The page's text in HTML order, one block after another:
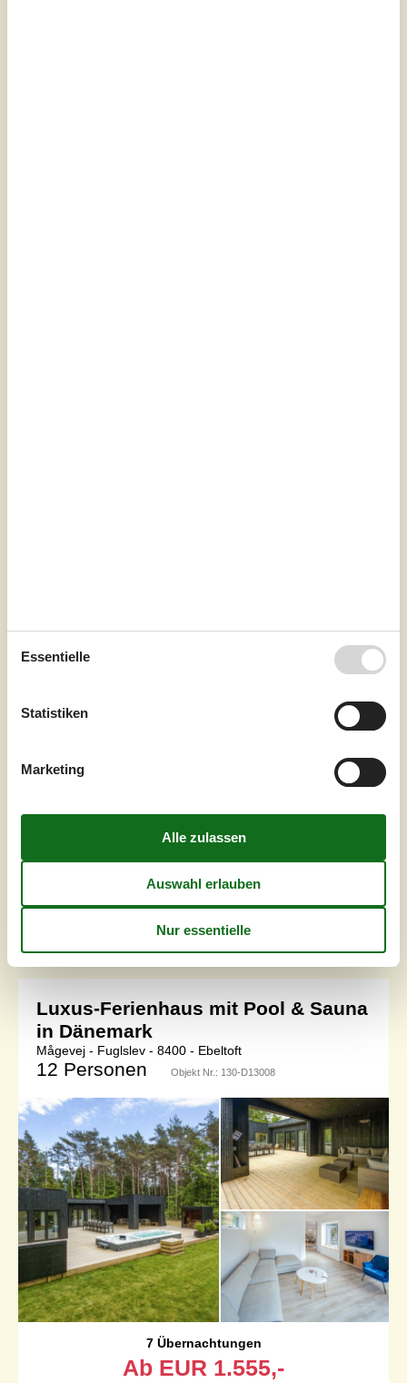
Schlafzimmer
4
Haustiere
2
130 m²
Grundstück
1.280 m²
Ja
Von Juni bis September steht Ihnen der Swimmingpool
Tische und Stühle, hier gibt es auch einen Billardtisch. Die
Abende sind auf der überdachten Terrasse oder vor dem
ist etwas ganz Besonderes. Nicht nur wegen der vielen
kinderfreun...
Zu Favoriten hinzufügen
Luxus-Ferienhaus mit Pool & Sauna
in Dänemark
Mågevej - Fuglslev - 8400 - Ebeltoft
12 Personen Objekt Nr.: 130-D13008
7 Übernachtungen
Ab EUR 1.555,-
Essentielle
Statistiken
Marketing